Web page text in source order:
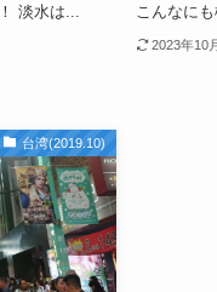
淡水は...
こんなに
2023年10
台湾(2019.10)